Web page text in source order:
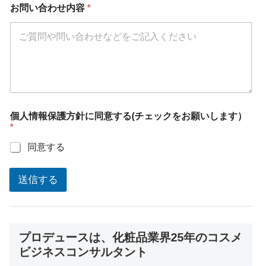
お問い合わせ内容 *
個人情報保護方針に同意する(チェックをお願いします）
*
同意する
送信する
プロデュースは、化粧品業界25年のコスメ
ビジネスコンサルタント